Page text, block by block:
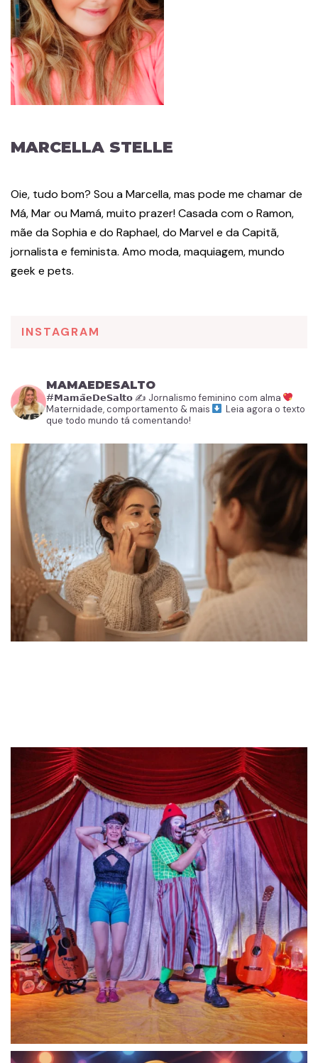
MARCELLA STELLE
Oie, tudo bom? Sou a Marcella, mas pode me chamar de
Má, Mar ou Mamá, muito prazer! Casada com o Ramon,
mãe da Sophia e do Raphael, do Marvel e da Capitã,
jornalista e feminista. Amo moda, maquiagem, mundo
geek e pets.
INSTAGRAM
MAMAEDESALTO
#𝗠𝗮𝗺𝗮̃𝗲𝗗𝗲𝗦𝗮𝗹𝘁𝗼 ✍️ Jornalismo feminino com alma
Maternidade, comportamento & mais
Leia agora o texto
que todo mundo tá comentando!